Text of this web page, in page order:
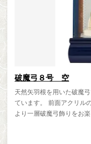
破魔弓８号 空
天然矢羽根を用いた破魔
ています。 前面アクリル
より一層破魔弓飾りをお楽